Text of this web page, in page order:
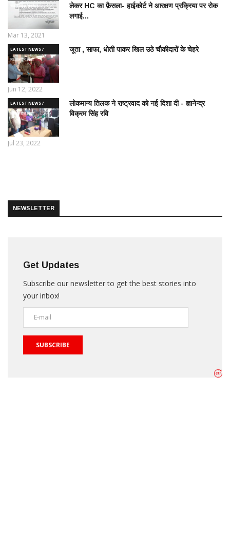
राजनीतिक समाचार
लेकर HC का फ़ैसला- हाईकोर्ट ने आरक्षण प्रक्रिया पर रोक
लगाई...
Mar 13, 2021
LATEST NEWS /
ताज़ातरीन खबरें
जूता , साफा, धोती पाकर खिल उठे चौकीदारों के चेहरे
Jun 12, 2022
LATEST NEWS /
ताज़ातरीन खबरें
लोकमान्य तिलक ने राष्ट्रवाद को नई दिशा दी - ज्ञानेन्द्र
विक्रम सिंह रवि
Jul 23, 2022
NEWSLETTER
Get Updates
Subscribe our newsletter to get the best stories into
your inbox!
SUBSCRIBE